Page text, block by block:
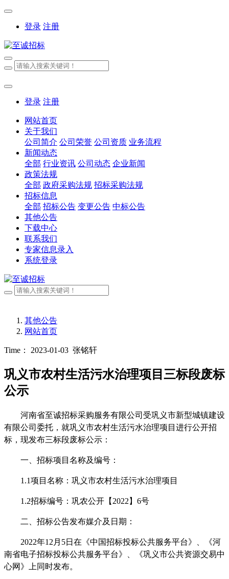
登录 注册
登录 注册
网站首页
关于我们
公司简介 公司荣誉 公司资质 业务流程
新闻动态
全部 行业资讯 公司动态 企业新闻
政策法规
全部 政府采购法规 招标采购法规
招标信息
全部 招标公告 变更公告 中标公告
其他公告
下载中心
联系我们
专家信息录入
系统登录
其他公告
网站首页
Time： 2023-01-03 张铭轩
巩义市农村生活污水治理项目三标段废标
公示
河南省至诚招标采购服务有限公司受巩义市新型城镇建设
有限公司 委托，就巩义市农村生活污水治理项目 进行公开招
标，现发布三标段废标公示 ：
一、招标项目名称及编号：
1.1项目名称： 巩义市农村生活污水治理项目
1.2招标编号： 巩农公开【 2022】6号
二、招标公告发布媒介及日期：
2022年12 月 5日在《中国招标投标公共服务平台》、《河
南省电子招标投标公共服务平台》、《巩义市公共资源交易中
心网》上同时发布。